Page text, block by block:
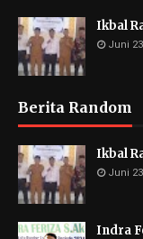
Ikbal
Juni
Berita Random
Ikbal
Juni
Indra